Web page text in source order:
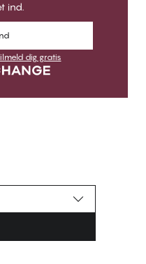
ind.
dig gratis